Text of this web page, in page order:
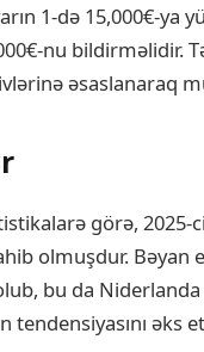
1-də 15,000€-ya
nu bildirməlidir.
əsaslanaraq
görə,
olmuşdur.
bu da Niderlanda
tendensiyasını əks